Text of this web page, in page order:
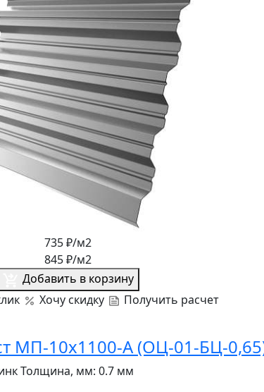
735₽/м2
845₽/м2
Добавить в корзину
Хочу скидку Получить расчет
МП-10x1100-A (ОЦ-01-БЦ-
Толщина, мм: 0.7 мм